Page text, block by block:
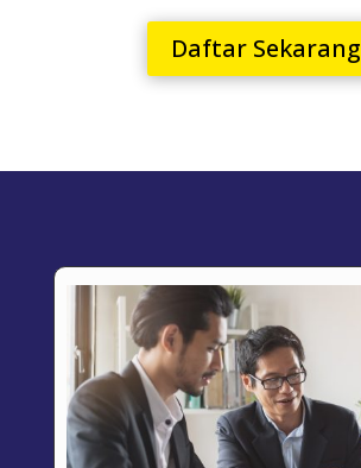
Daftar Sekarang